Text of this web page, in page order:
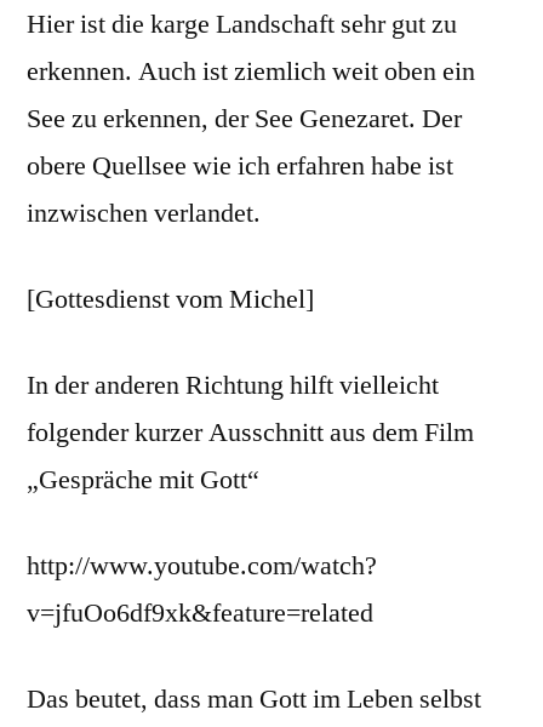
Hier ist die karge Landschaft sehr gut zu
erkennen. Auch ist ziemlich weit oben ein
See zu erkennen, der See Genezaret. Der
obere Quellsee wie ich erfahren habe ist
inzwischen verlandet.
[Gottesdienst vom Michel]
In der anderen Richtung hilft vielleicht
folgender kurzer Ausschnitt aus dem Film
„Gespräche mit Gott“
http://www.youtube.com/watch?
v=jfuOo6df9xk&feature=related
Das beutet, dass man Gott im Leben selbst